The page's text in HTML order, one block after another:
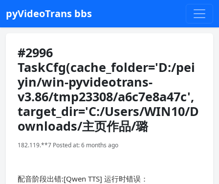
pyVideoTrans bbs
#2996
TaskCfg(cache_folder='D:/pei
yin/win-pyvideotrans-
v3.86/tmp23308/a6c7e8a47c',
target_dir='C:/Users/WIN10/D
ownloads/主页作品/璐
182.119.**7 Posted at: 6 months ago
配音阶段出错:[Qwen TTS] 运行时错误：